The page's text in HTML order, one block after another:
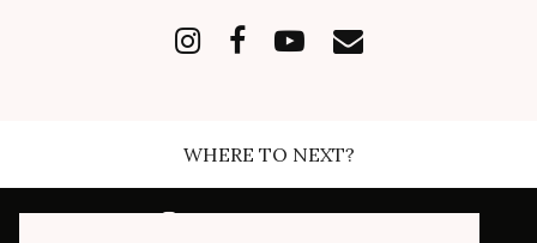
WHERE TO NEXT?
INSTAGRAM| 168489